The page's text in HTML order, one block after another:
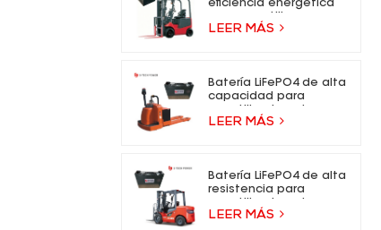
eficiencia energética
elevadora eléctrica
LEER MÁS
Batería LiFePO4 de alta
capacidad para
eléctrica
LEER MÁS
Batería LiFePO4 de alta
resistencia para
eléctrica
LEER MÁS